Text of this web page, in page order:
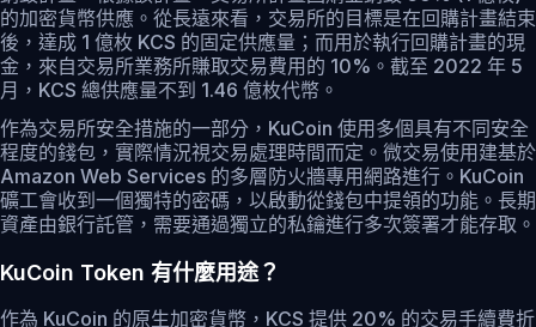
的加密貨幣供應。從長遠來看，交易所的目標是在回購計畫結束
後，達成 1 億枚 KCS 的固定供應量；而用於執行回購計畫的現
金，來自交易所業務所賺取交易費用的 10%。截至 2022 年 5
月，KCS 總供應量不到 1.46 億枚代幣。
作為交易所安全措施的一部分，KuCoin 使用多個具有不同安全
程度的錢包，實際情況視交易處理時間而定。微交易使用建基於
Amazon Web Services 的多層防火牆專用網路進行。KuCoin
礦工會收到一個獨特的密碼，以啟動從錢包中提領的功能。長期
資產由銀行託管，需要通過獨立的私鑰進行多次簽署才能存取。
KuCoin Token 有什麼用途？
作為 KuCoin 的原生加密貨幣，KCS 提供 20% 的交易手續費折